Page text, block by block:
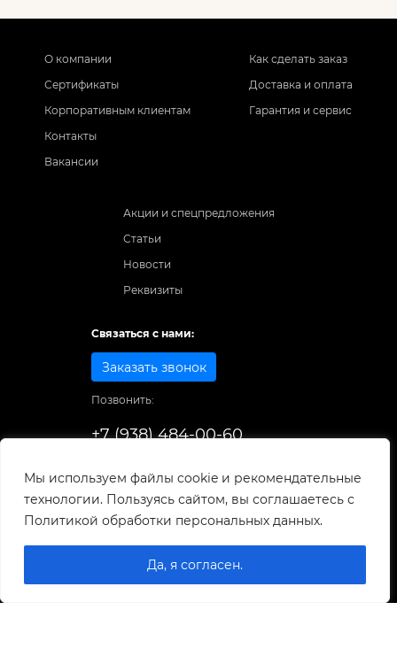
Мы используем файлы cookie и рекомендательные
технологии. Пользуясь сайтом, вы соглашаетесь с
Политикой обработки персональных данных.
Да, я согласен.
О компании
Сертификаты
Корпоративным клиентам
Контакты
Вакансии
Как сделать заказ
Доставка и оплата
Гарантия и сервис
Акции и спецпредложения
Статьи
Новости
Реквизиты
Связаться с нами:
Заказать звонок
Позвонить:
+7 (938) 484-00-60
© 1998-2025
0